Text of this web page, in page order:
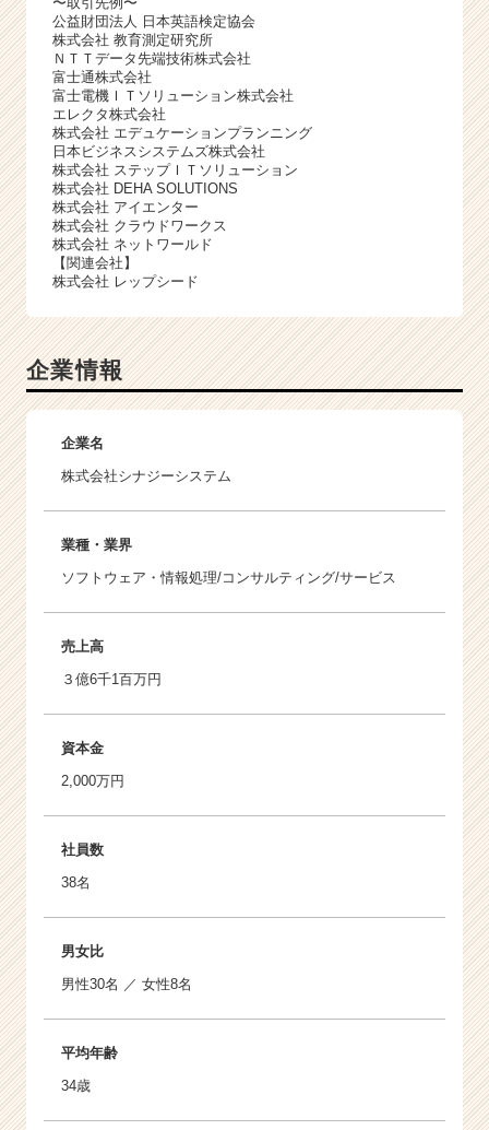
公益財団法人 日本英語検定協会
株式会社 教育測定研究所
ＮＴＴデータ先端技術株式会社
富士通株式会社
富士電機ＩＴソリューション株式会社
エレクタ株式会社
株式会社 エデュケーションプランニング
日本ビジネスシステムズ株式会社
株式会社 ステップＩＴソリューション
株式会社 DEHA SOLUTIONS
株式会社 アイエンター
株式会社 クラウドワークス
株式会社 ネットワールド
【関連会社】
株式会社 レップシード
企業情報
企業名
株式会社シナジーシステム
業種・業界
ソフトウェア・情報処理/コンサルティング/サービス
売上高
３億6千1百万円
資本金
2,000万円
社員数
38名
男女比
男性30名 ／ 女性8名
平均年齢
34歳